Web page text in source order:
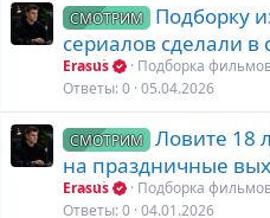
СМОТРИМ
Подборку
сериалов сделали в
Erasus
Подборка
Ответы 0 05.04.2026
СМОТРИМ
Ловите 18
на праздничные
Erasus
Подборка
Ответы 0 04.01.2026